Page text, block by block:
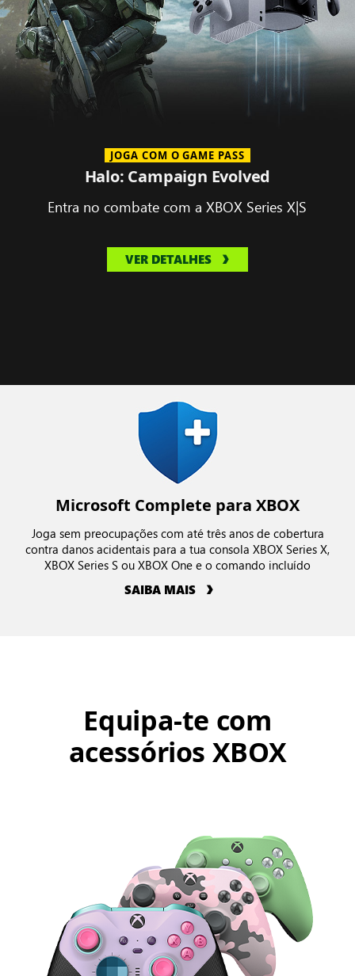
JOGA COM O GAME PASS
Halo: Campaign Evolved
Entra no combate com a XBOX Series X|S
VER DETALHES
Microsoft Complete para XBOX
Joga sem preocupações com até três anos de cobertura
contra danos acidentais para a tua consola XBOX Series X,
XBOX Series S ou XBOX One e o comando incluído
SAIBA MAIS
Equipa-te com
acessórios XBOX